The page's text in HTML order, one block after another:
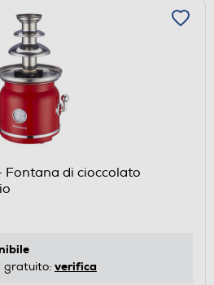
Fontana di cioccolato
gratuito: verifica